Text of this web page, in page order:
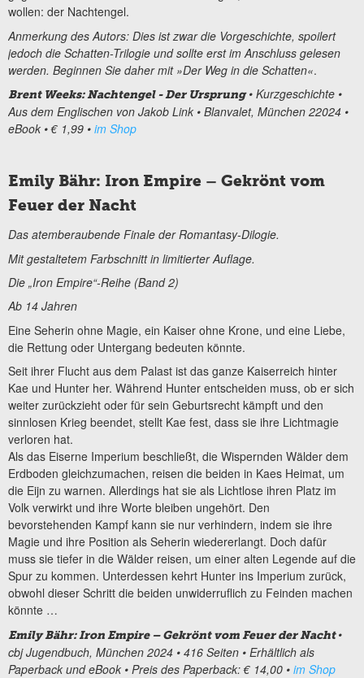
wollen: der Nachtengel.
Anmerkung des Autors: Dies ist zwar die Vorgeschichte, spoilert
jedoch die Schatten-Trilogie und sollte erst im Anschluss gelesen
werden. Beginnen Sie daher mit »Der Weg in die Schatten«.
Brent Weeks: Nachtengel - Der Ursprung• Kurzgeschichte •
Aus dem Englischen von Jakob Link • Blanvalet, München 22024 •
eBook • € 1,99 • im Shop
Emily Bähr: Iron Empire – Gekrönt vom
Feuer der Nacht
Das atemberaubende Finale der Romantasy-Dilogie.
Mit gestaltetem Farbschnitt in limitierter Auflage.
Die „Iron Empire“-Reihe (Band 2)
Ab 14 Jahren
Eine Seherin ohne Magie, ein Kaiser ohne Krone, und eine Liebe,
die Rettung oder Untergang bedeuten könnte.
Seit ihrer Flucht aus dem Palast ist das ganze Kaiserreich hinter
Kae und Hunter her. Während Hunter entscheiden muss, ob er sich
weiter zurückzieht oder für sein Geburtsrecht kämpft und den
sinnlosen Krieg beendet, stellt Kae fest, dass sie ihre Lichtmagie
verloren hat.
Als das Eiserne Imperium beschließt, die Wispernden Wälder dem
Erdboden gleichzumachen, reisen die beiden in Kaes Heimat, um
die Eijn zu warnen. Allerdings hat sie als Lichtlose ihren Platz im
Volk verwirkt und ihre Worte bleiben ungehört. Den
bevorstehenden Kampf kann sie nur verhindern, indem sie ihre
Magie und ihre Position als Seherin wiedererlangt. Doch dafür
muss sie tiefer in die Wälder reisen, um einer alten Legende auf die
Spur zu kommen. Unterdessen kehrt Hunter ins Imperium zurück,
obwohl dieser Schritt die beiden unwiderruflich zu Feinden machen
könnte …
Emily Bähr: Iron Empire – Gekrönt vom Feuer der Nacht•
cbj Jugendbuch, München 2024 • 416 Seiten • Erhältlich als
Paperback und eBook • Preis des Paperback: € 14,00 • im Shop